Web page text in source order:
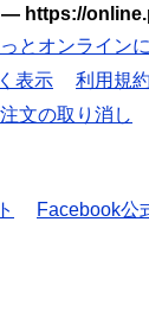
— https://
とオンライン
表示
利用規約
文の取り消し
Facebook公